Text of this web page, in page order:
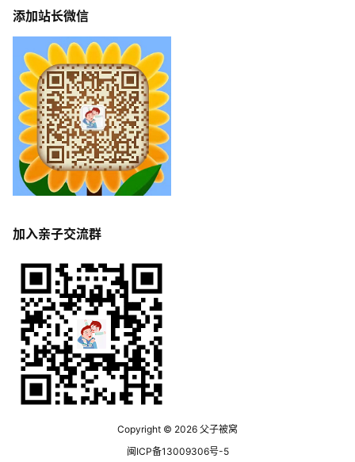
添加站长微信
加入亲子交流群
Copyright © 2026 父子被窝
闽ICP备13009306号-5